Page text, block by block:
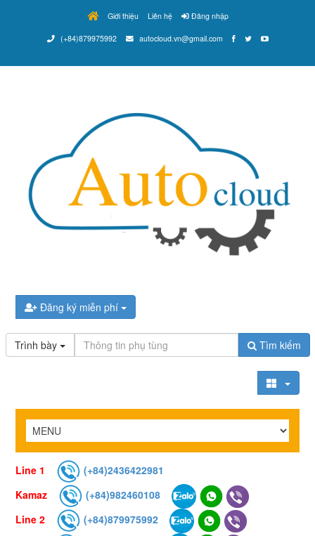
Giới thiệu Liên hệ Đăng nhập
(+84)879975992 autocloud.vn@gmail.com
Đăng ký miễn phí
Trình bày Tìm kiếm
Line 1
(+84)2436422981
Kamaz
(+84)982460108
Line 2
(+84)879975992